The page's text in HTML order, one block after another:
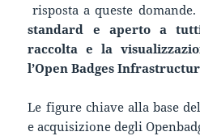
risposta a queste domande.
standard e aperto a
raccolta e la
l’Open Badges
Le figure chiave alla base
e acquisizione degli